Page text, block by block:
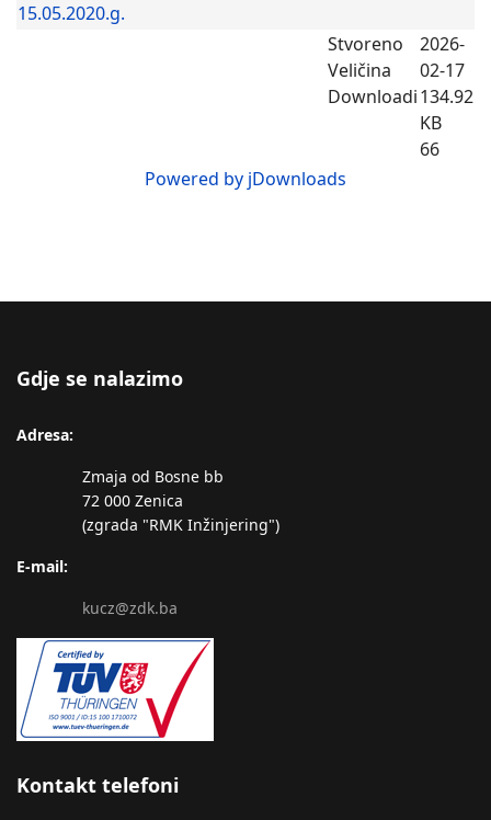
15.05.2020.g.
Stvoreno
Veličina
Downloadi
2026-
02-17
134.92
KB
66
Powered by jDownloads
Gdje se nalazimo
Adresa:
Zmaja od Bosne bb
72 000 Zenica
(zgrada "RMK Inžinjering")
E-mail:
kucz@zdk.ba
Kontakt telefoni